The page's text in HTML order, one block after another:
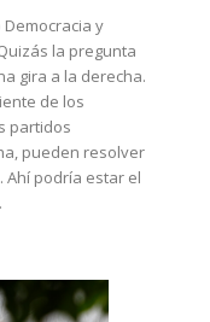
y
la pregunta
gira a la derecha.
de los
partidos
pueden resolver
Ahí podría estar el